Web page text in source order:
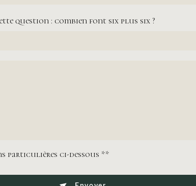
question : combien font six plus six ?
particulières ci-dessous **